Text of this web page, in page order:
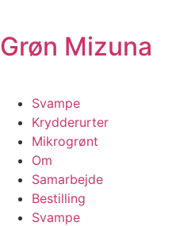
Grøn Mizuna
Svampe
Krydderurter
Mikrogrønt
Om
Samarbejde
Bestilling
Svampe